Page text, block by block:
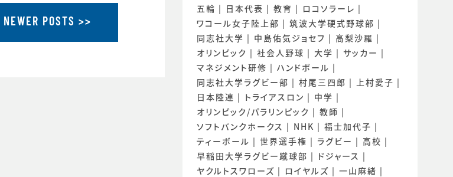
NEWER POSTS >>
五輪
日本代表 教育
ロコソラーレ
ワコール女子陸上部
筑波大学硬式野球部
同志社大学
中島佑気ジョセフ
高梨沙羅
オリンピック
社会人野球 大学
サッカー
マネジメント研修
ハンドボール
同志社大学ラグビー部
村尾三四郎
上村愛子
日本陸連
トライアスロン
中学
オリンピック/パラリンピック
教師
ソフトバンクホークス
NHK
福士加代子
ティーボール
世界選手権 ラグビー
高校
早稲田大学ラグビー蹴球部
ドジャース
ヤクルトスワローズ
ロイヤルズ
一山麻緒